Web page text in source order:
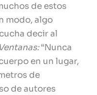
de estos
modo, algo
decir al
Ventanas:“Nunca
en un lugar,
de
de autores